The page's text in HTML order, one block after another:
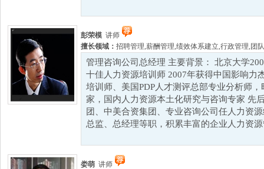
彭荣模 讲师
擅长领域： 招聘管理,薪酬管理,绩效体系建立,行政管理, 团
管理咨询公司总经理 主要背景： 北京大学
十佳人力资源培训师 2007年获得中国影响力
培训师、美国PDP人才测评总部专业分析师
家，国内人力资源本土化研究与咨询专家 先
团、中美合资集团、专业咨询公司任人力资
总监、总经理等职，积累丰富的企业人力资
娄萌 讲师